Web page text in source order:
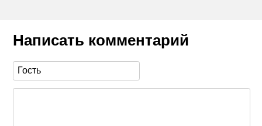
Написать комментарий